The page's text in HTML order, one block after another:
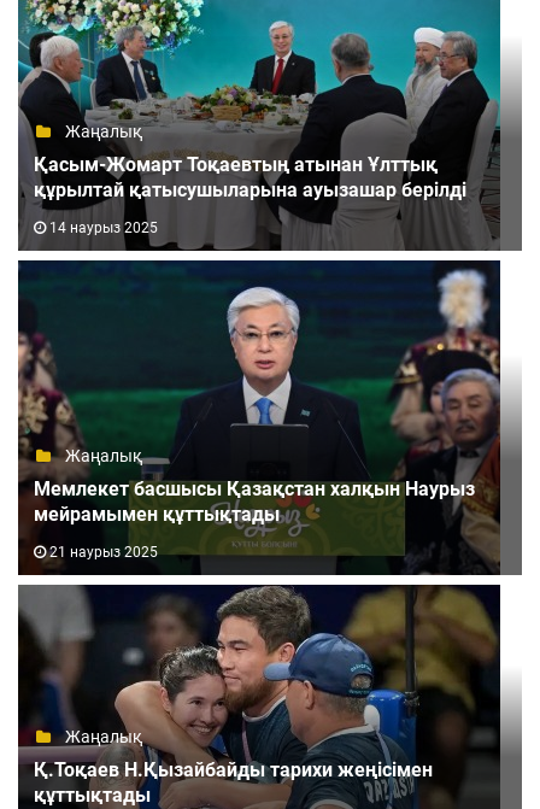
Жаңалық
Қасым-Жомарт Тоқаевтың атынан Ұлттық
құрылтай қатысушыларына ауызашар берілді
14 наурыз 2025
Жаңалық
Мемлекет басшысы Қазақстан халқын Наурыз
мейрамымен құттықтады
21 наурыз 2025
Жаңалық
Қ.Тоқаев Н.Қызайбайды тарихи жеңісімен
құттықтады